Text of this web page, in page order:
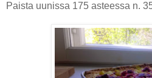
Paista uunissa 175 asteessa n.